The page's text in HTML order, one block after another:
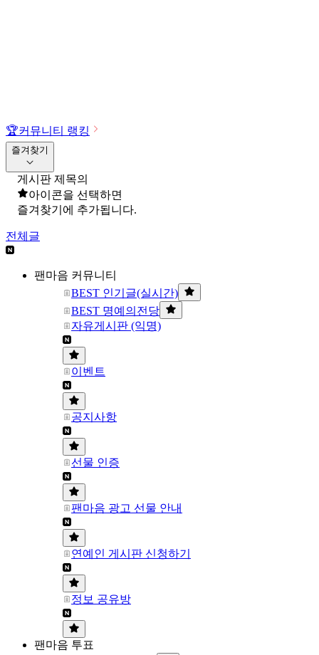
🏆커뮤니티 랭킹
즐겨찾기
게시판 제목의
아이콘을 선택하면
즐겨찾기에 추가됩니다.
전체글
팬마음 커뮤니티
BEST 인기글(실시간)
BEST 명예의전당
자유게시판 (익명)
이벤트
공지사항
선물 인증
팬마음 광고 선물 안내
연예인 게시판 신청하기
정보 공유방
팬마음 투표